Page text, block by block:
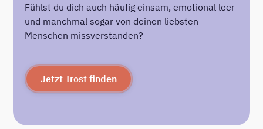
Fühlst du dich auch häufig einsam, emotional leer
und manchmal sogar von deinen liebsten
Menschen missverstanden?
Jetzt Trost finden